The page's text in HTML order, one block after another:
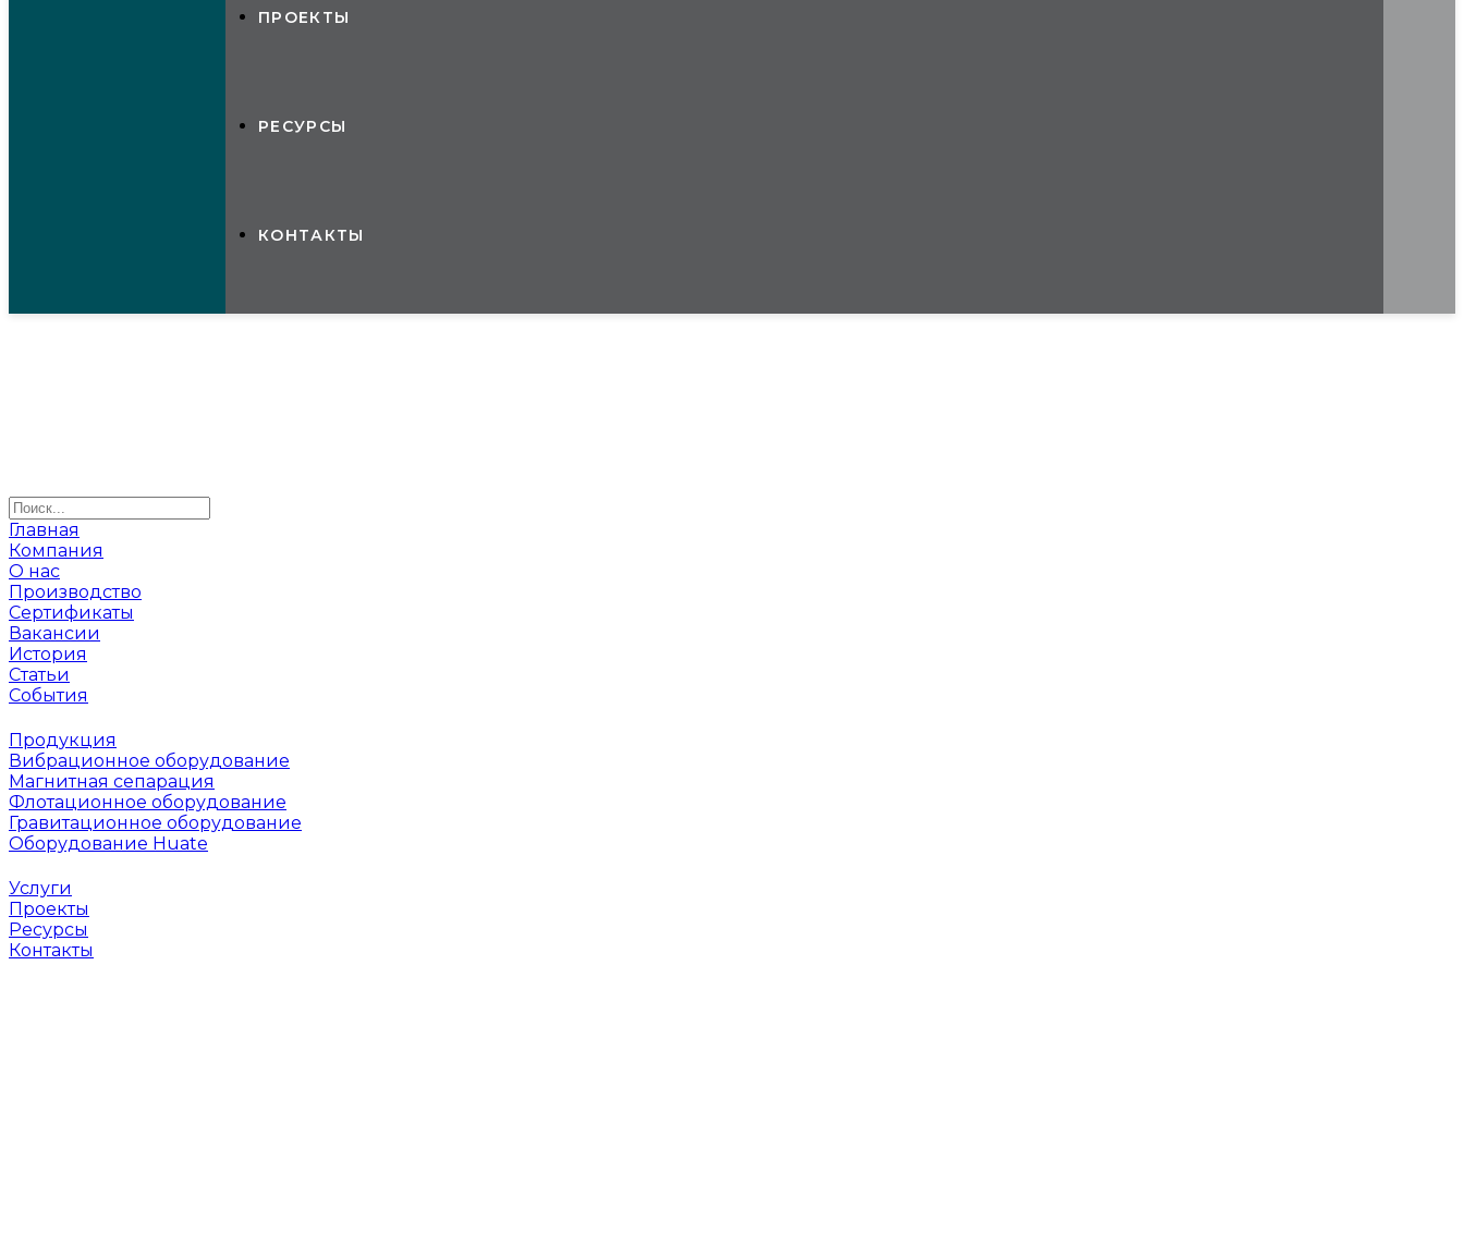
ПРОЕКТЫ
РЕСУРСЫ
КОНТАКТЫ
Главная
Компания
О нас
Производство
Сертификаты
Вакансии
История
Статьи
События
Продукция
Вибрационное оборудование
Магнитная сепарация
Флотационное оборудование
Гравитационное оборудование
Оборудование Huate
Услуги
Проекты
Ресурсы
Контакты